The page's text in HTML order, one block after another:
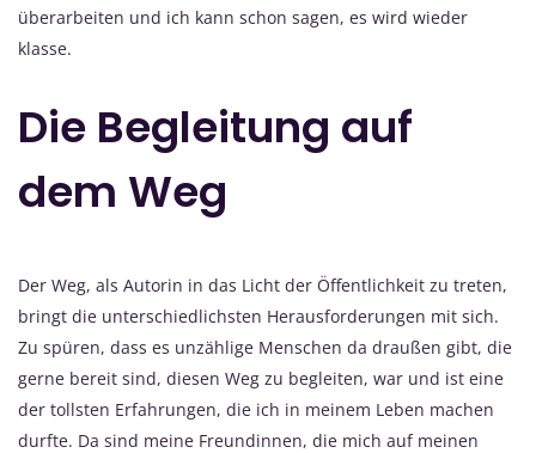
überarbeiten und ich kann schon sagen, es wird wieder
klasse.
Die Begleitung auf
dem Weg
Der Weg, als Autorin in das Licht der Öffentlichkeit zu treten,
bringt die unterschiedlichsten Herausforderungen mit sich.
Zu spüren, dass es unzählige Menschen da draußen gibt, die
gerne bereit sind, diesen Weg zu begleiten, war und ist eine
der tollsten Erfahrungen, die ich in meinem Leben machen
durfte. Da sind meine Freundinnen, die mich auf meinen